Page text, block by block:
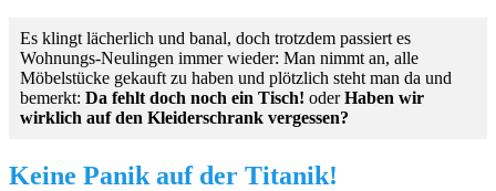
Es klingt lächerlich und banal, doch trotzdem passiert es
Wohnungs-Neulingen immer wieder: Man nimmt an, alle
Möbelstücke gekauft zu haben und plötzlich steht man da und
bemerkt: Da fehlt doch noch ein Tisch! oderHaben wir
wirklich auf den Kleiderschrank vergessen?
Keine Panik auf der Titanik!